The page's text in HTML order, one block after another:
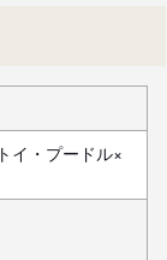
イ・プードル×